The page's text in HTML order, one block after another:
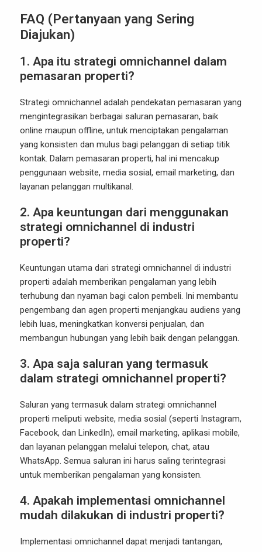
FAQ (Pertanyaan yang Sering
Diajukan)
1. Apa itu strategi omnichannel dalam
pemasaran properti?
Strategi omnichannel adalah pendekatan pemasaran yang
mengintegrasikan berbagai saluran pemasaran, baik
online maupun offline, untuk menciptakan pengalaman
yang konsisten dan mulus bagi pelanggan di setiap titik
kontak. Dalam pemasaran properti, hal ini mencakup
penggunaan website, media sosial, email marketing, dan
layanan pelanggan multikanal.
2. Apa keuntungan dari menggunakan
strategi omnichannel di industri
properti?
Keuntungan utama dari strategi omnichannel di industri
properti adalah memberikan pengalaman yang lebih
terhubung dan nyaman bagi calon pembeli. Ini membantu
pengembang dan agen properti menjangkau audiens yang
lebih luas, meningkatkan konversi penjualan, dan
membangun hubungan yang lebih baik dengan pelanggan.
3. Apa saja saluran yang termasuk
dalam strategi omnichannel properti?
Saluran yang termasuk dalam strategi omnichannel
properti meliputi website, media sosial (seperti Instagram,
Facebook, dan LinkedIn), email marketing, aplikasi mobile,
dan layanan pelanggan melalui telepon, chat, atau
WhatsApp. Semua saluran ini harus saling terintegrasi
untuk memberikan pengalaman yang konsisten.
4. Apakah implementasi omnichannel
mudah dilakukan di industri properti?
Implementasi omnichannel dapat menjadi tantangan,